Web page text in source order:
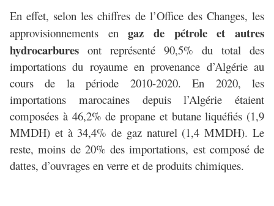
En effet, selon les chiffres de l’Office des Changes, les
approvisionnements engaz de pétrole et autres
hydrocarbures ont représenté 90,5% du total des
importations du royaume en provenance d’Algérie au
cours de la période 2010-2020. En 2020, les
importations marocaines depuis l’Algérie étaient
composées à 46,2% de propane et butane liquéfiés (1,9
MMDH) et à 34,4% de gaz naturel (1,4 MMDH). Le
reste, moins de 20% des importations, est composé de
dattes, d’ouvrages en verre et de produits chimiques.